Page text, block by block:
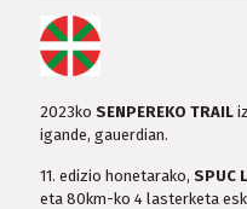
2023ko SENPEREKO TRAIL
igande, gauerdian.
11. edizio honetarako, SPUC
eta 80km-ko 4 lasterketa